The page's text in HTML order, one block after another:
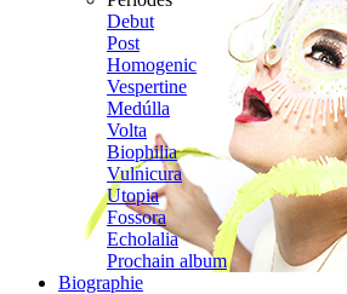
Debut
Post
Homogenic
Vespertine
Medúlla
Volta
Biophilia
Vulnicura
Utopia
Fossora
Echolalia
Prochain album
Biographie